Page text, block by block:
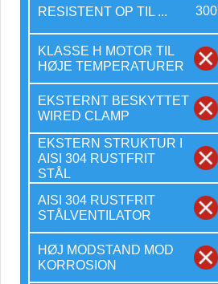
RESISTENT OP TIL ... 300
KLASSE H MOTOR TIL
HØJE TEMPERATURER
EKSTERNT BESKYTTET
WIRED CLAMP
EKSTERN STRUKTUR I
AISI 304 RUSTFRIT
STÅL
AISI 304 RUSTFRIT
STÅLVENTILATOR
HØJ MODSTAND MOD
KORROSION